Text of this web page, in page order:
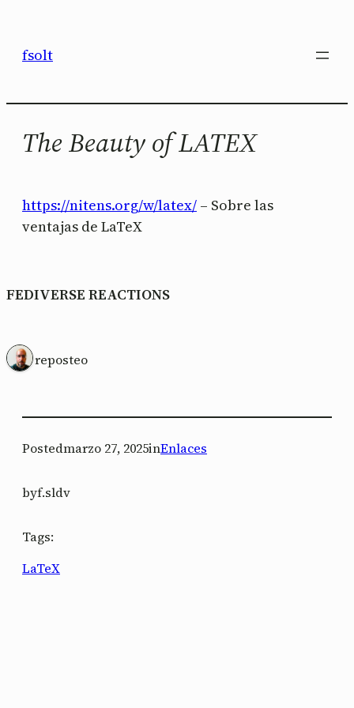
contenido
fsolt
The Beauty of LATEX
https://nitens.org/w/latex/ – Sobre las
ventajas de LaTeX
FEDIVERSE REACTIONS
1 reposteo
Postedmarzo 27, 2025inEnlaces
byf.sldv
Tags:
LaTeX